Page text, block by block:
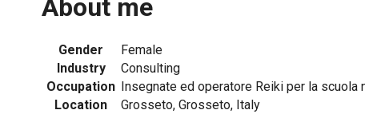
About me
Gender
Female
Industry
Consulting
Occupation Insegnate ed operatore Reiki per la scuola
Location
Grosseto, Grosseto, Italy